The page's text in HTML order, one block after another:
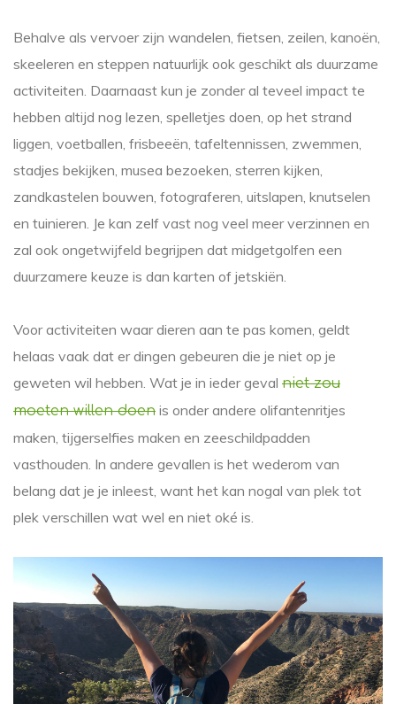
Behalve als vervoer zijn wandelen, fietsen, zeilen, kanoën,
skeeleren en steppen natuurlijk ook geschikt als duurzame
activiteiten. Daarnaast kun je zonder al teveel impact te
hebben altijd nog lezen, spelletjes doen, op het strand
liggen, voetballen, frisbeeën, tafeltennissen, zwemmen,
stadjes bekijken, musea bezoeken, sterren kijken,
zandkastelen bouwen, fotograferen, uitslapen, knutselen
en tuinieren. Je kan zelf vast nog veel meer verzinnen en
zal ook ongetwijfeld begrijpen dat midgetgolfen een
duurzamere keuze is dan karten of jetskiën.
Voor activiteiten waar dieren aan te pas komen, geldt
helaas vaak dat er dingen gebeuren die je niet op je
geweten wil hebben. Wat je in ieder geval niet zou
moeten willen doen is onder andere olifantenritjes
maken, tijgerselfies maken en zeeschildpadden
vasthouden. In andere gevallen is het wederom van
belang dat je je inleest, want het kan nogal van plek tot
plek verschillen wat wel en niet oké is.